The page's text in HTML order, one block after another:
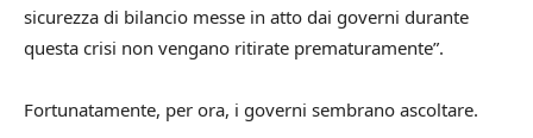
sicurezza di bilancio messe in atto dai governi durante
questa crisi non vengano ritirate prematuramente”.
Fortunatamente, per ora, i governi sembrano ascoltare.